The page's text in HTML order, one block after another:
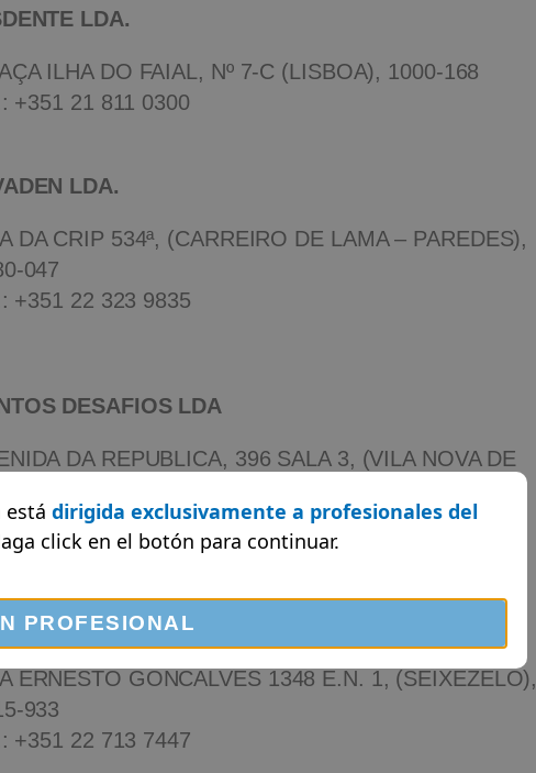
LDA.
ILHA DO FAIAL, Nº 7-C (LISBOA), 1000-168
+351 21 811 0300
LDA.
DA CRIP 534ª, (CARREIRO DE LAMA – PAREDES),
047
+351 22 323 9835
DESAFIOS LDA
DA REPUBLICA, 396 SALA 3, (VILA NOVA DE
+351 22 375 4976
POWER
ERNESTO GONCALVES 1348 E.N. 1, (SEIXEZELO),
933
+351 22 713 7447
está dirigida exclusivamente a profesionales del
click en el botón para continuar.
PROFESIONAL